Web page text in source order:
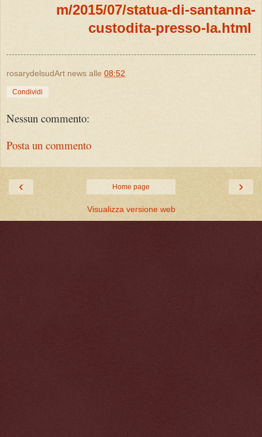
m/2015/07/statua-di-santanna-
custodita-presso-la.html
rosarydelsudArt news alle 08:52
Condividi
Nessun commento:
Posta un commento
‹ ›
Home page
Visualizza versione web